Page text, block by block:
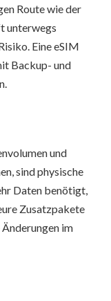
Route wie der
unterwegs
Eine eSIM
Backup- und
und
sind physische
Daten benötigt,
Zusatzpakete
im